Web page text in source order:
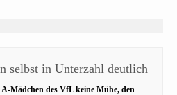
selbst in Unterzahl deutlich
Mädchen des VfL keine Mühe, den